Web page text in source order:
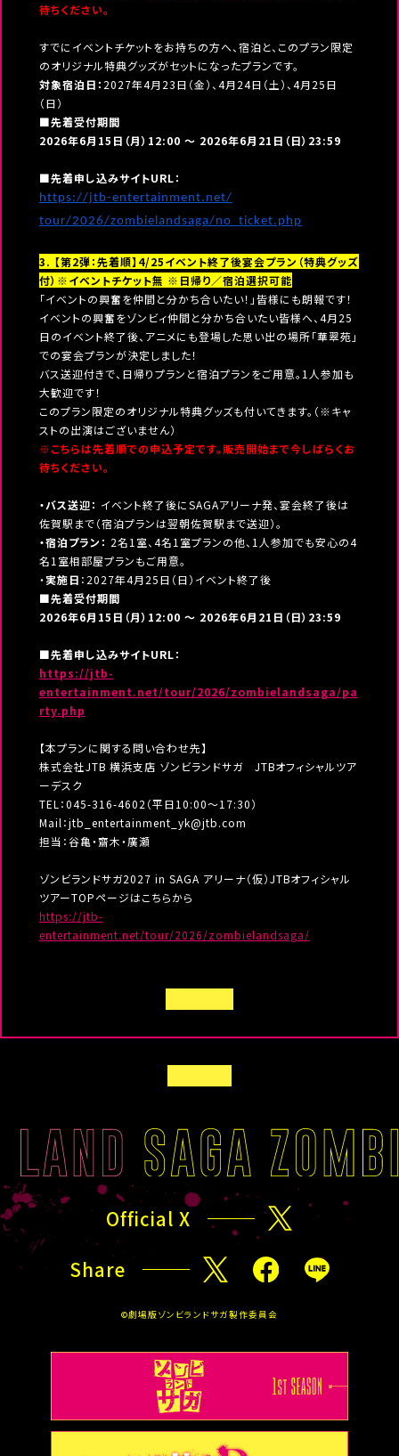
待ちください。
すでにイベントチケットをお持ちの方へ、宿泊と、このプラン限定
のオリジナル特典グッズがセットになったプランです。
対象宿泊日： 2027年4月23日（金）、4月24日（土）、4月25日
（日）
■先着受付期間
2026年6月15日（月）12:00 ～ 2026年6月21日（日）23:59
■先着申し込みサイトURL：
https://jtb-entertainment.net/
tour/2026/zombielandsaga/no_ ticket.php
3. 【第2弾：先着順】4/25イベント終了後宴会プラン（特典グッズ
付）※イベントチケット無 ※日帰り／宿泊選択可能
「イベントの興奮を仲間と分かち合いたい！」皆様にも朗報です！
イベントの興奮をゾンビィ仲間と分かち合いたい皆様へ、4月25
日のイベント終了後、アニメにも登場した思い出の場所「華翠苑」
での宴会プランが決定しました！
バス送迎付きで、日帰りプランと宿泊プランをご用意。1人参加も
大歓迎です！
このプラン限定のオリジナル特典グッズも付いてきます。（※キャ
ストの出演はございません）
※こちらは先着順での申込予定です。販売開始まで今しばらくお
待ちください。
・バス送迎： イベント終了後にSAGAアリーナ発、宴会終了後は
佐賀駅まで（宿泊プランは翌朝佐賀駅まで送迎）。
・宿泊プラン： 2名1室、4名1室プランの他、1人参加でも安心の4
名1室相部屋プランもご用意。
・実施日 ：2027年4月25日（日）イベント終了後
■先着受付期間
2026年6月15日（月）12:00 ～ 2026年6月21日（日）23:59
■先着申し込みサイトURL：
https://jtb-
entertainment.net/tour/2026/zombielandsaga/pa
rty.php
【本プランに関する問い合わせ先】
株式会社JTB 横浜支店 ゾンビランドサガ JTBオフィシャルツア
ーデスク
TEL：045-316-4602（平日10:00～17:30）
Mail：jtb_entertainment_yk@jtb.com
担当：谷亀・齋木・廣瀬
ゾンビランドサガ2027 in SAGA アリーナ（仮）JTBオフィシャル
ツアーTOPページはこちらから
https://jtb-
entertainment.net/tour/2026/zombielandsaga/
A
S
C
K
O
T
P
Official X
Share X
F
e
o
k
E
©劇場版ゾンビランドサガ製作委員会